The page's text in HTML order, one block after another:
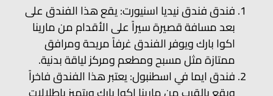
فندق فندق نيديا اسنيورت: يقع هذا الفندق على
بعد مسافة قصيرة سيراً على الأقدام من مارينا
اكوا بارك ويوفر الفندق غرفاً مريحة ومرافق
ممتازة مثل مسبح ومطعم ومركز لياقة بدنية.
فندق ايما في اسطنبول: يعتبر هذا الفندق فاخراً